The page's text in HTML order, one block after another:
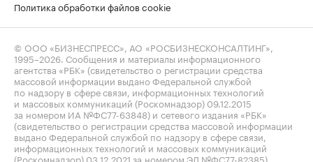
Политика обработки файлов cookie
© ООО «БИЗНЕСПРЕСС», АО «РОСБИЗНЕСКОНСАЛТИНГ»,
1995–2026 . Сообщения и материалы информационного
агентства «РБК» (свидетельство о регистрации средства
массовой информации выдано Федеральной службой
по надзору в сфере связи, информационных технологий
и массовых коммуникаций (Роскомнадзор) 09.12.2015
за номером ИА №ФС77-63848) и сетевого издания «РБК»
(свидетельство о регистрации средства массовой информации
выдано Федеральной службой по надзору в сфере связи,
информационных технологий и массовых коммуникаций
(Роскомнадзор) 03.12.2021 за номером ЭЛ №ФС77-82385)